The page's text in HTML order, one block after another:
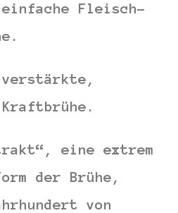
Fleisch-
eine extrem
der Brühe,
von